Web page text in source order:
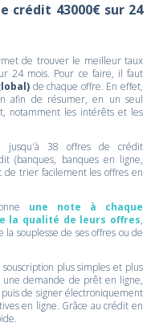
crédit 43000€ sur 24
de trouver le meilleur taux
24 mois. Pour ce faire, il faut
de chaque offre. En effet,
afin de résumer, en un seul
notamment les intérêts et les
jusqu'à 38 offres de crédit
(banques, banques en ligne,
de trier facilement les offres en
une note à chaque
la qualité de leurs offres,
souplesse de ses offres ou de
plus simples et plus
demande de prêt en ligne,
de signer électroniquement
en ligne. Grâce au crédit en